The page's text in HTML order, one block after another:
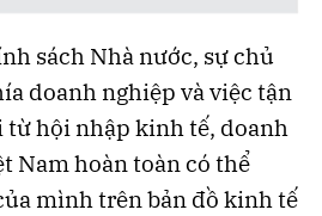
sách Nhà nước, sự chủ
doanh nghiệp và việc tận
từ hội nhập kinh tế, doanh
Nam hoàn toàn có thể
mình trên bản đồ kinh tế